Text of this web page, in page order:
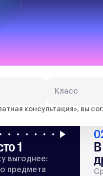
консультация», вы
Почему
1
выгоднее:
предмета